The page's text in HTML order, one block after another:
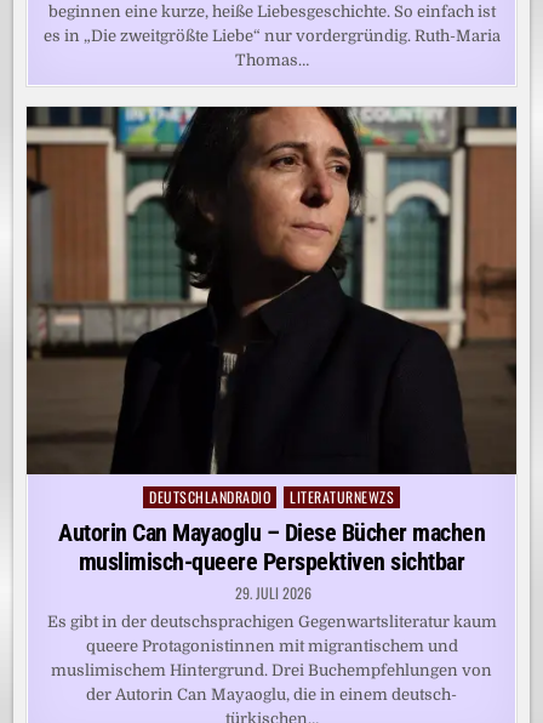
beginnen eine kurze, heiße Liebesgeschichte. So einfach ist
es in „Die zweitgrößte Liebe“ nur vordergründig. Ruth-Maria
Thomas…
Posted
in
DEUTSCHLANDRADIO LITERATURNEWZS
Autorin Can Mayaoglu – Diese Bücher machen
muslimisch-queere Perspektiven sichtbar
29. JULI 2026
Es gibt in der deutschsprachigen Gegenwartsliteratur kaum
queere Protagonistinnen mit migrantischem und
muslimischem Hintergrund. Drei Buchempfehlungen von
der Autorin Can Mayaoglu, die in einem deutsch-
türkischen…